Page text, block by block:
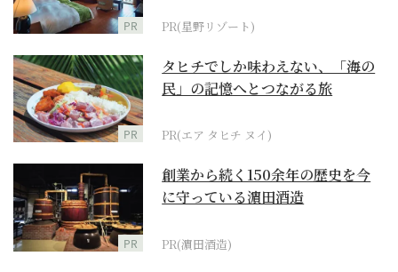
PR PR(星野リゾート)
PR
タヒチでしか味わえない、「海の
民」の記憶へとつながる旅
PR(エア タヒチ ヌイ)
PR
創業から続く150余年の歴史を今
に守っている濵田酒造
PR(濵田酒造)